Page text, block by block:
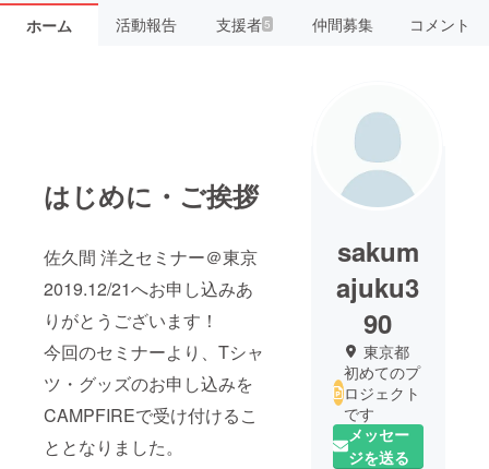
ホーム 活動報告 支援者5 仲間募集 コメント
はじめに・ご挨拶
佐久間 洋之セミナー＠東京
2019.12/21へお申し込みあ
りがとうございます！
今回のセミナーより、Tシャ
ツ・グッズのお申し込みを
CAMPFIREで受け付けるこ
ととなりました。
sakum
ajuku3
90
東京都
初めてのプ
ロジェクト
です
メッセー
ジを送る